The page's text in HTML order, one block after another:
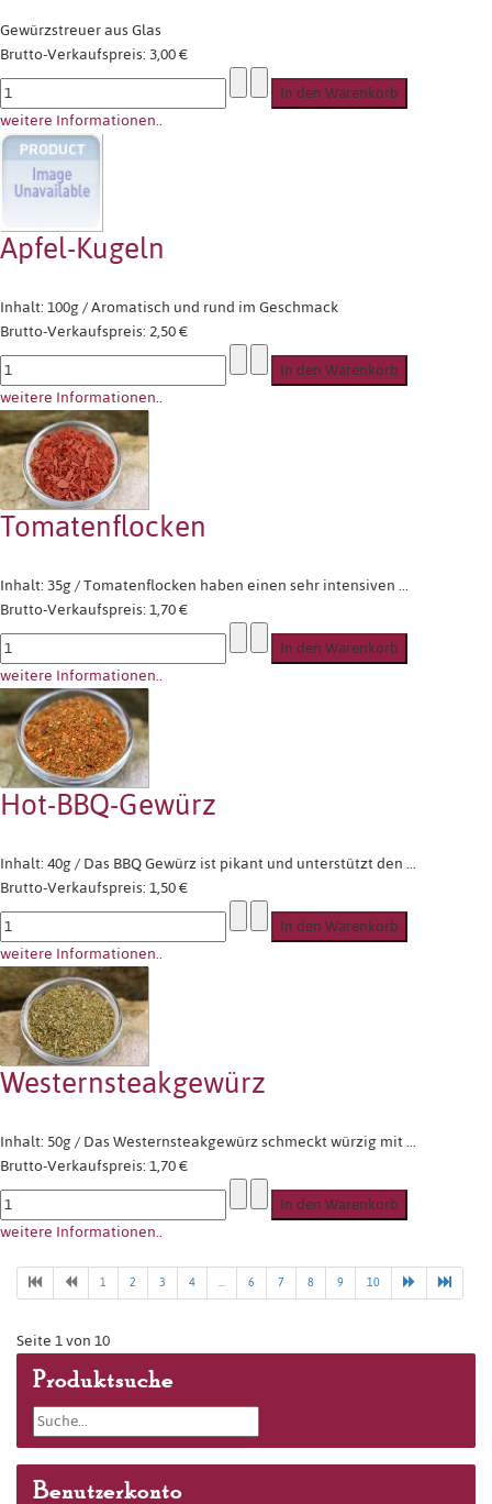
Gewürzstreuer aus Glas
Brutto-Verkaufspreis:3,00 €
weitere Informationen..
Apfel-Kugeln
Inhalt: 100g / Aromatisch und rund im Geschmack
Brutto-Verkaufspreis:2,50 €
weitere Informationen..
Tomatenflocken
Inhalt: 35g / Tomatenflocken haben einen sehr intensiven ...
Brutto-Verkaufspreis:1,70 €
weitere Informationen..
Hot-BBQ-Gewürz
Inhalt: 40g / Das BBQ Gewürz ist pikant und unterstützt den ...
Brutto-Verkaufspreis:1,50 €
weitere Informationen..
Westernsteakgewürz
Inhalt: 50g / Das Westernsteakgewürz schmeckt würzig mit ...
Brutto-Verkaufspreis:1,70 €
weitere Informationen..
1 2 3 4 ... 6 7 8 9 10
Seite 1 von 10
Produktsuche
Benutzerkonto